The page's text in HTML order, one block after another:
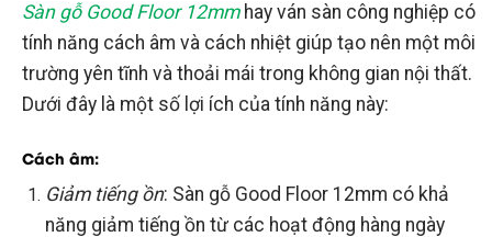
Sàn gỗ Good Floor 12mmhay ván sàn công nghiệp có
tính năng cách âm và cách nhiệt giúp tạo nên một môi
trường yên tĩnh và thoải mái trong không gian nội thất.
Dưới đây là một số lợi ích của tính năng này:
Cách âm:
Giảm tiếng ồn: Sàn gỗ Good Floor 12mm có khả
năng giảm tiếng ồn từ các hoạt động hàng ngày